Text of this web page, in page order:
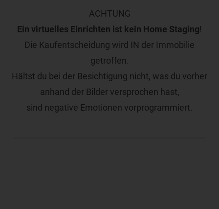
ACHTUNG
Ein virtuelles Einrichten ist kein Home Staging!
Die Kaufentscheidung wird IN der Immobilie
getroffen.
Hältst du bei der Besichtigung nicht, was du vorher
anhand der Bilder versprochen hast,
sind negative Emotionen vorprogrammiert.